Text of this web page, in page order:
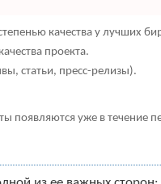
качества у лучших
проекта.
статьи, пресс-релизы).
появляются уже в течение